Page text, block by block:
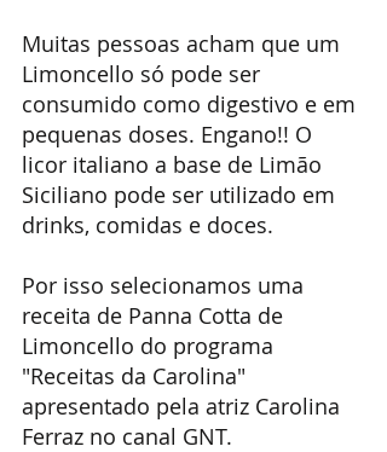
Muitas pessoas acham que um
Limoncello só pode ser
consumido como digestivo e em
pequenas doses. Engano!! O
licor italiano a base de Limão
Siciliano pode ser utilizado em
drinks, comidas e doces.
Por isso selecionamos uma
receita de Panna Cotta de
Limoncello do programa
"Receitas da Carolina"
apresentado pela atriz Carolina
Ferraz no canal GNT.